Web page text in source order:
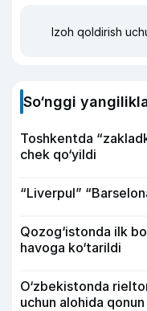
Izoh qoldirish
So‘nggi
Toshkentda
chek qo‘yildi
“Liverpul”
Qozog‘istonda ilk
havoga ko‘tarildi
O‘zbekistonda
uchun alohida